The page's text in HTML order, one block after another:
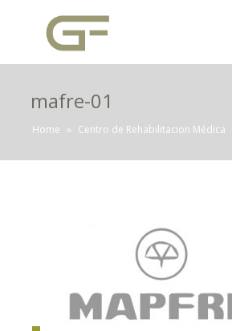
mafre-01
Home » Centro de Rehabilitacion Médica